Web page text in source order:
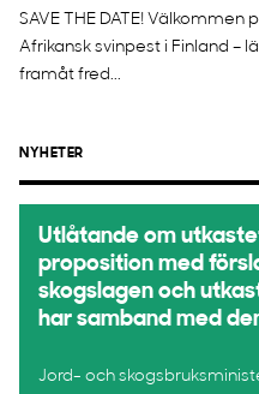
SAVE THE DATE!
Afrikansk svinpest i Finland –
framåt fred...
NYHETER
Utlåtande om
proposition med
skogslagen och
har samband med
Jord- och